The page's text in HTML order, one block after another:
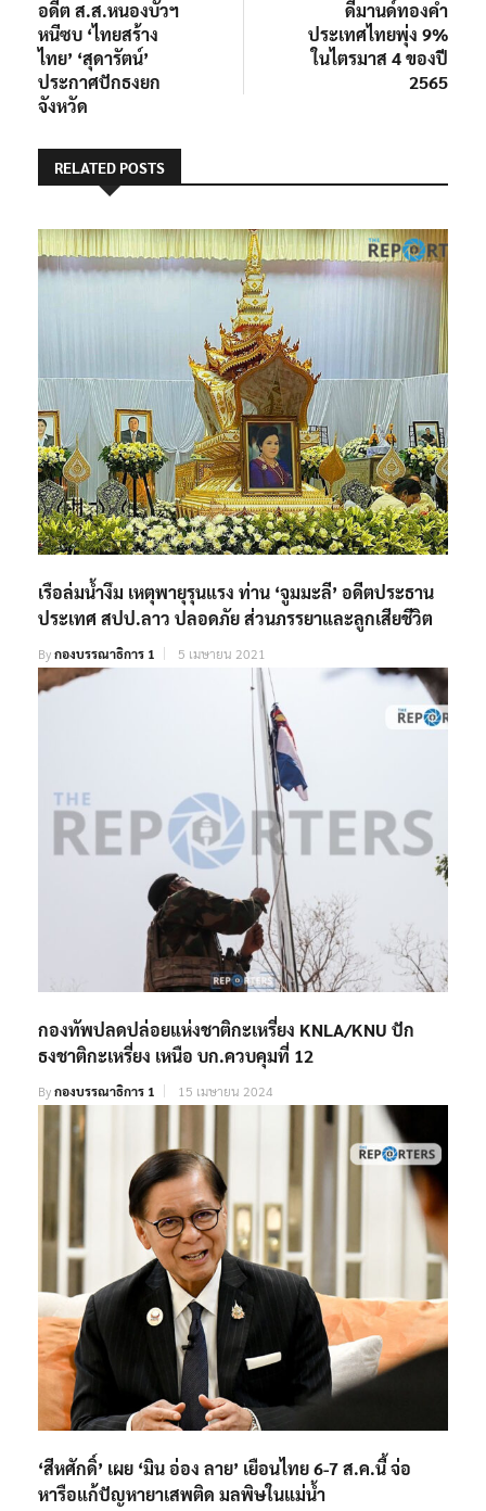
เรื่อง
post:
อดีต ส.ส.หนองบัวฯ
หนีซบ ‘ไทยสร้าง
ไทย’ ‘สุดารัตน์’
ประกาศปักธงยก
จังหวัด
post:
ดีมานด์ทองคำ
ประเทศไทยพุ่ง 9%
ในไตรมาส 4 ของปี
2565
RELATED POSTS
เรือล่มน้ำงึม เหตุพายุรุนแรง ท่าน ‘จูมมะลี’ อดีตประธาน
ประเทศ สปป.ลาว ปลอดภัย ส่วนภรรยาและลูกเสียชีวิต
Byกองบรรณาธิการ 1 5 เมษายน 2021
กองทัพปลดปล่อยแห่งชาติกะเหรี่ยง KNLA/KNU ปัก
ธงชาติกะเหรี่ยง เหนือ บก.ควบคุมที่ 12
Byกองบรรณาธิการ 1 15 เมษายน 2024
‘สีหศักดิ์’ เผย ‘มิน อ่อง ลาย’ เยือนไทย 6-7 ส.ค.นี้ จ่อ
หารือแก้ปัญหายาเสพติด มลพิษในแม่น้ำ